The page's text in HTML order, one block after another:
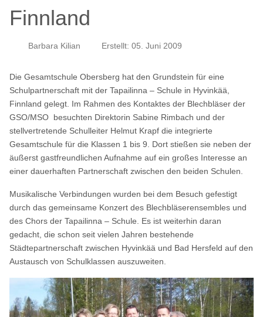
Finnland
Barbara Kilian Erstellt: 05. Juni 2009
Die Gesamtschule Obersberg hat den Grundstein für eine
Schulpartnerschaft mit der Tapailinna – Schule in Hyvinkää,
Finnland gelegt. Im Rahmen des Kontaktes der Blechbläser der
GSO/MSO besuchten Direktorin Sabine Rimbach und der
stellvertretende Schulleiter Helmut Krapf die integrierte
Gesamtschule für die Klassen 1 bis 9. Dort stießen sie neben der
äußerst gastfreundlichen Aufnahme auf ein großes Interesse an
einer dauerhaften Partnerschaft zwischen den beiden Schulen.
Musikalische Verbindungen wurden bei dem Besuch gefestigt
durch das gemeinsame Konzert des Blechbläserensembles und
des Chors der Tapailinna – Schule. Es ist weiterhin daran
gedacht, die schon seit vielen Jahren bestehende
Städtepartnerschaft zwischen Hyvinkää und Bad Hersfeld auf den
Austausch von Schulklassen auszuweiten.